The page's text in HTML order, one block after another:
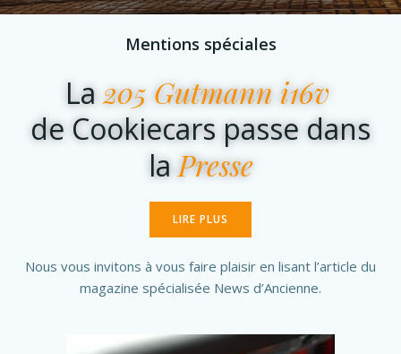
Mentions spéciales
La205 Gutmann i16v
de Cookiecars passe dans
laPresse
LIRE PLUS
Nous vous invitons à vous faire plaisir en lisant l’article du
magazine spécialisée News d’Ancienne.